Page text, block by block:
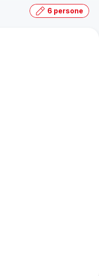
6 persone